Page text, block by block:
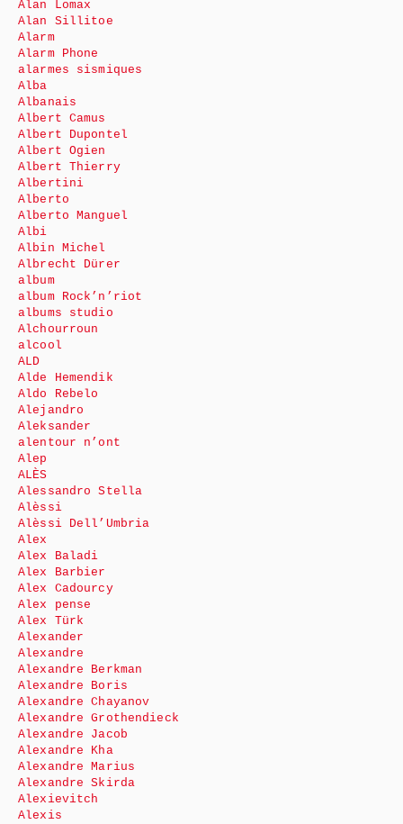
Alan Lomax
Alan Sillitoe
Alarm
Alarm Phone
alarmes sismiques
Alba
Albanais
Albert Camus
Albert Dupontel
Albert Ogien
Albert Thierry
Albertini
Alberto
Alberto Manguel
Albi
Albin Michel
Albrecht Dürer
album
album Rock’n’riot
albums studio
Alchourroun
alcool
ALD
Alde Hemendik
Aldo Rebelo
Alejandro
Aleksander
alentour n’ont
Alep
ALÈS
Alessandro Stella
Alèssi
Alèssi Dell’Umbria
Alex
Alex Baladi
Alex Barbier
Alex Cadourcy
Alex pense
Alex Türk
Alexander
Alexandre
Alexandre Berkman
Alexandre Boris
Alexandre Chayanov
Alexandre Grothendieck
Alexandre Jacob
Alexandre Kha
Alexandre Marius
Alexandre Skirda
Alexievitch
Alexis